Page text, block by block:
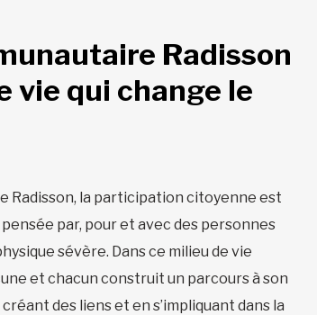
Radisson
vie qui change le
Radisson, la participation citoyenne est
par, pour et avec des personnes
sévère. Dans ce milieu de vie
et chacun construit un parcours à son
des liens et en s’impliquant dans la